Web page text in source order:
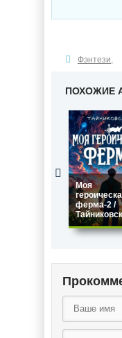
Фэнтези,
ПОХОЖИЕ
Моя
ферма-2 /